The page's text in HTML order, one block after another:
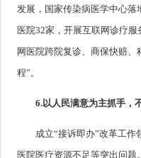
发展，国家传染病医学中心
医院32家，开展互联网诊疗
网医院跨院复诊、商保快赔
程”。
6.以人民满意为主抓手，
成立“接诉即办”改革工
医院医疗资源不足等突出问